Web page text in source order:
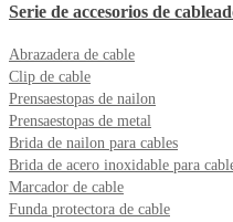
Serie de accesorios de
Abrazadera de cable
Clip de cable
Prensaestopas de nailon
Prensaestopas de metal
Brida de nailon para cables
Brida de acero inoxidable para
Marcador de cable
Funda protectora de cable